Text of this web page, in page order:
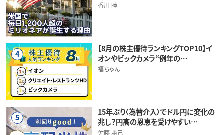
香川 睦
4
【8月の株主優待ランキングTOP10】イ
オンやビックカメラ“例年の…
福ちゃん
5
15年ぶり〈為替介入〉でドル円に変化の
兆し？円高の恩恵を受けやすい…
佐藤 勝己